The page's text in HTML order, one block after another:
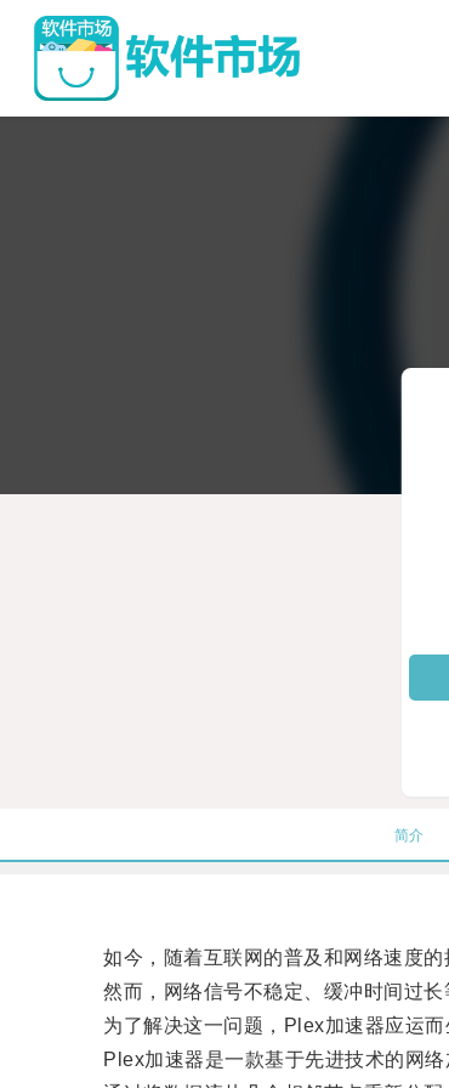
简介
如今，随着互联网的普及和网络速度的
然而，网络信号不稳定、缓冲时间过长
为了解决这一问题，Plex加速器应运而
Plex加速器是一款基于先进技术的网络